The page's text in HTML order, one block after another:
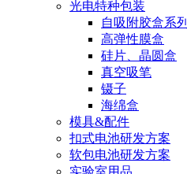
光电特种包装
自吸附胶盒系列
高弹性膜盒
硅片、晶圆盒
真空吸笔
镊子
海绵盒
模具&配件
扣式电池研发方案
软包电池研发方案
实验室用品